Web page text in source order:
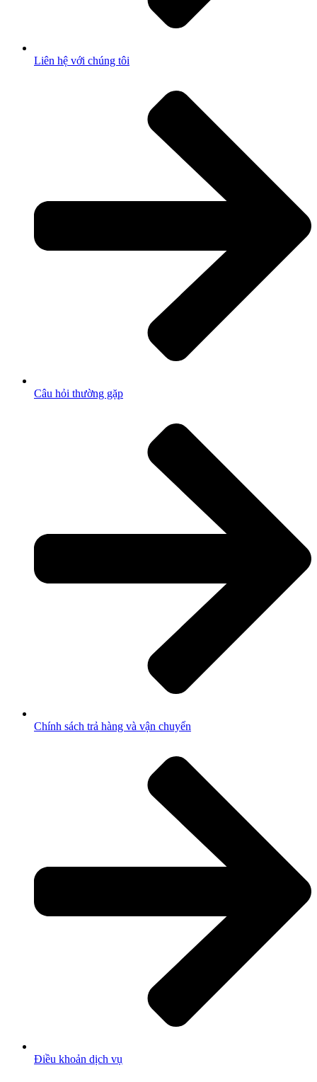
Liên hệ với chúng tôi
Câu hỏi thường gặp
Chính sách trả hàng và vận chuyển
Điều khoản dịch vụ